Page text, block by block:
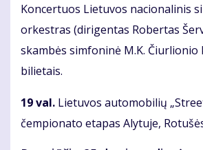
Koncertuos Lietuvos nacionalinis
orkestras (dirigentas Robertas
skambės simfoninė M.K. Čiurlionio
bilietais.
19 val. Lietuvos automobilių
čempionato etapas Alytuje,